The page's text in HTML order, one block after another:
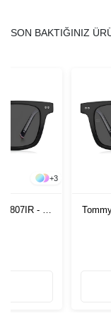
SON BAKTIĞINIZ
+3
807IR - 51